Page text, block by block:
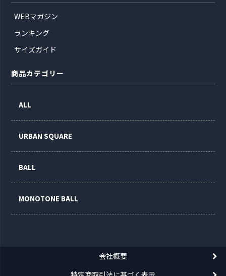
WEBマガジン
ランキング
サイズガイド
商品カテゴリー
ALL
URBAN SQUARE
BALL
MONOTONE BALL
会社概要